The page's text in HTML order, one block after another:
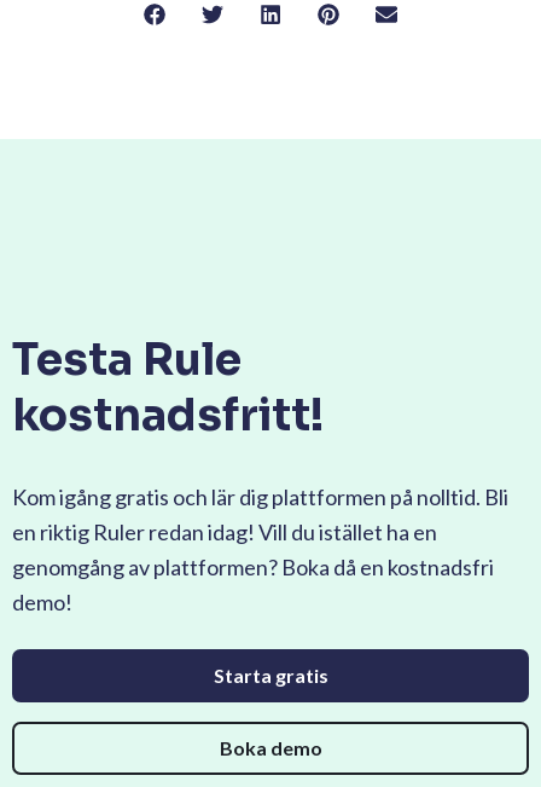
Testa Rule
kostnadsfritt!
Kom igång gratis och lär dig plattformen på nolltid. Bli
en riktig Ruler redan idag! Vill du istället ha en
genomgång av plattformen? Boka då en kostnadsfri
demo!
Starta gratis
Boka demo